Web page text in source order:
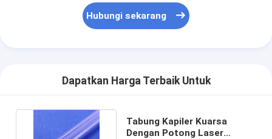
Hubungi sekarang
Dapatkan Harga Terbaik Untuk
Tabung Kapiler Kuarsa
Dengan Potong Laser